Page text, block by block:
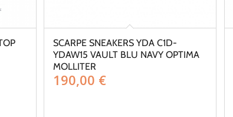
SCARPE SNEAKERS YDA C1D-
YDAW15 VAULT BLU NAVY OPTIMA
MOLLITER
190,00 €